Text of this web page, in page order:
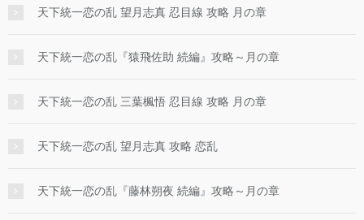
天下統一恋の乱 望月志真 忍目線 攻略 月の章
天下統一恋の乱『猿飛佐助 続編』攻略～月の章
天下統一恋の乱 三葉楓悟 忍目線 攻略 月の章
天下統一恋の乱 望月志真 攻略 恋乱
天下統一恋の乱『藤林朔夜 続編』攻略～月の章